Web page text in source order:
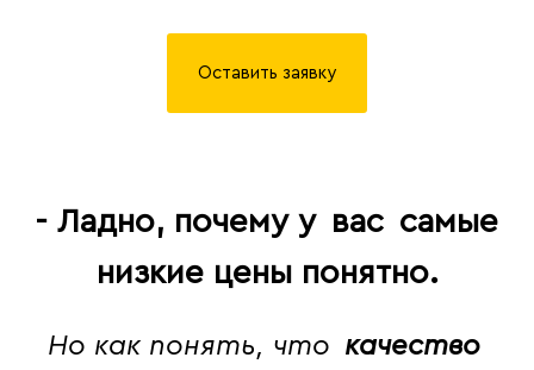
Оставить заявку
- Ладно, почему у вас самые
низкие цены понятно.
Но как понять, что качество